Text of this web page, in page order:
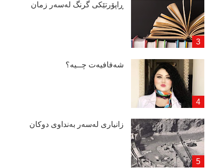
ڕاپۆرتێكی گرنگ لەسەر زمان
شەفافیەت چــیە؟
زانیاری لەسەر بەنداوی دوكان